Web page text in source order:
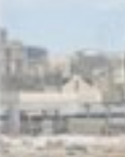

























